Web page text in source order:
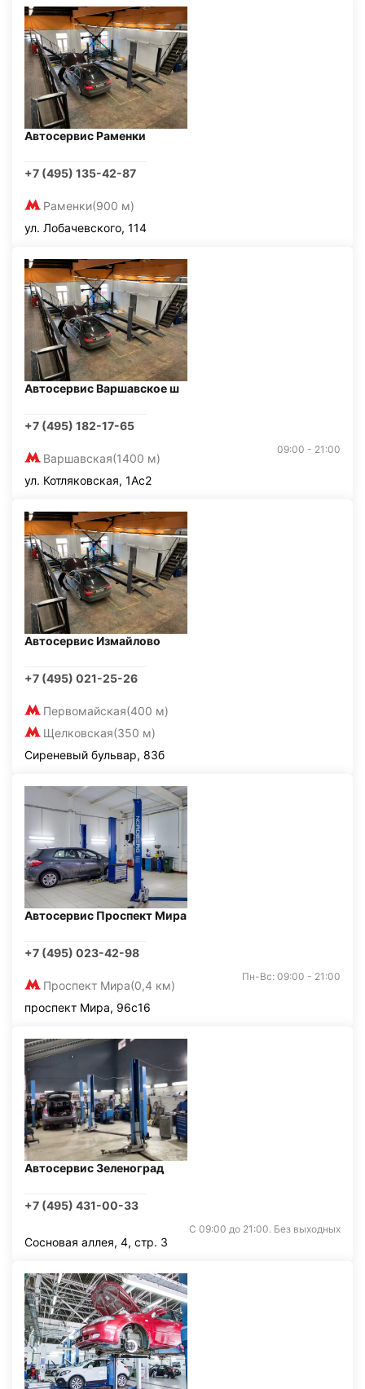
Автосервис Раменки
+7 (495) 135-42-87
Раменки(900 м)
ул. Лобачевского, 114
Автосервис Варшавское ш
+7 (495) 182-17-65
Варшавская(1400 м)
09:00 - 21:00
ул. Котляковская, 1Ас2
Автосервис Измайлово
+7 (495) 021-25-26
Первомайская(400 м)
Щелковская(350 м)
Сиреневый бульвар, 83б
Автосервис Проспект Мира
+7 (495) 023-42-98
Проспект Мира(0,4 км)
Пн-Вс: 09:00 - 21:00
проспект Мира, 96с16
Автосервис Зеленоград
+7 (495) 431-00-33
С 09:00 до 21:00. Без выходных
Сосновая аллея, 4, стр. 3